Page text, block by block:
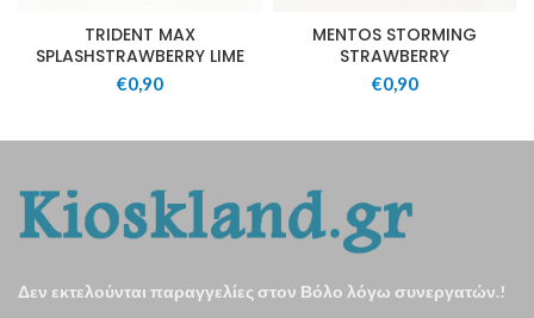
TRIDENT MAX
SPLASHSTRAWBERRY LIME
€0,90
MENTOS STORMING
STRAWBERRY
€0,90
Δεν εκτελούνται παραγγελίες στον Βόλο λόγω συνεργατών.!